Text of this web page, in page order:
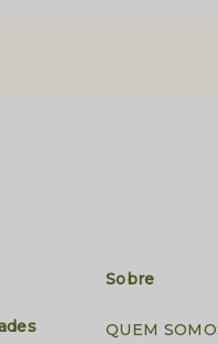
Sobre
QUEM